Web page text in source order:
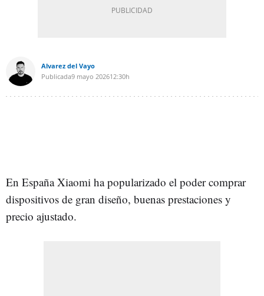
Alvarez del Vayo
Publicada9 mayo 202612:30h
En España Xiaomi ha popularizado el poder comprar
dispositivos de gran diseño, buenas prestaciones y
precio ajustado.